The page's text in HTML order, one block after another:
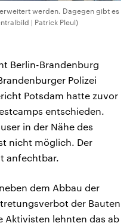
werden. Dagegen gibt es
| Patrick Pleul)
Berlin-Brandenburg
Polizei
Potsdam hatte zuvor
entschieden.
in der Nähe des
nicht möglich. Der
anfechtbar.
dem Abbau der
der Bauten
Aktivisten lehnten das ab